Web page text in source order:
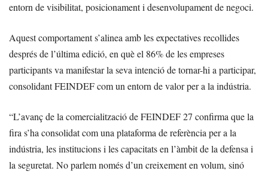
entorn de visibilitat, posicionament i desenvolupament de negoci.
Aquest comportament s’alinea amb les expectatives recollides
després de l’última edició, en què el 86% de les empreses
participants va manifestar la seva intenció de tornar-hi a participar,
consolidant FEINDEF com un entorn de valor per a la indústria.
“L’avanç de la comercialització de FEINDEF 27 confirma que la
fira s’ha consolidat com una plataforma de referència per a la
indústria, les institucions i les capacitats en l’àmbit de la defensa i
la seguretat. No parlem només d’un creixement en volum, sinó